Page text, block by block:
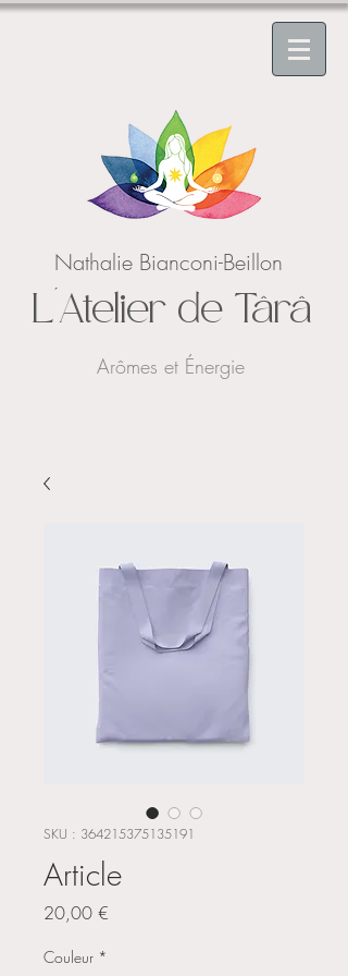
Nathalie Bianconi-Beillon
L'Atelier de Târâ
Arômes et Énergie
SKU : 364215375135191
Article
20,00 €
Couleur *